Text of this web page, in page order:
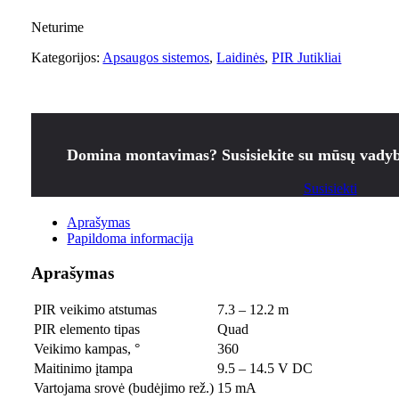
Neturime
Kategorijos: Apsaugos sistemos,Laidinės,PIR Jutikliai
Domina montavimas? Susisiekite su mūsų
Susisiekti
Aprašymas
Papildoma informacija
Aprašymas
PIR veikimo atstumas
7.3 – 12.2 m
PIR elemento tipas
Quad
Veikimo kampas, °
360
Maitinimo įtampa
9.5 – 14.5 V DC
Vartojama srovė (budėjimo rež.) 15 mA